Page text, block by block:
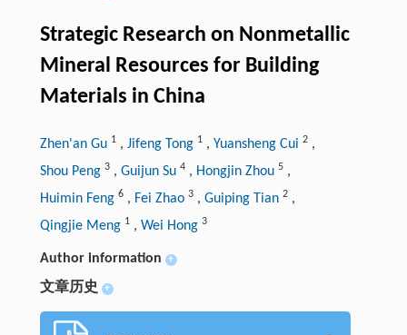
Strategic Research on Nonmetallic
Mineral Resources for Building
Materials in China
Zhen'an Gu 1, Jifeng Tong 1, Yuansheng Cui 2,
Shou Peng 3, Guijun Su 4, Hongjin Zhou 5,
Huimin Feng 6, Fei Zhao 3, Guiping Tian 2,
Qingjie Meng 1, Wei Hong 3
Author information +
文章历史 +